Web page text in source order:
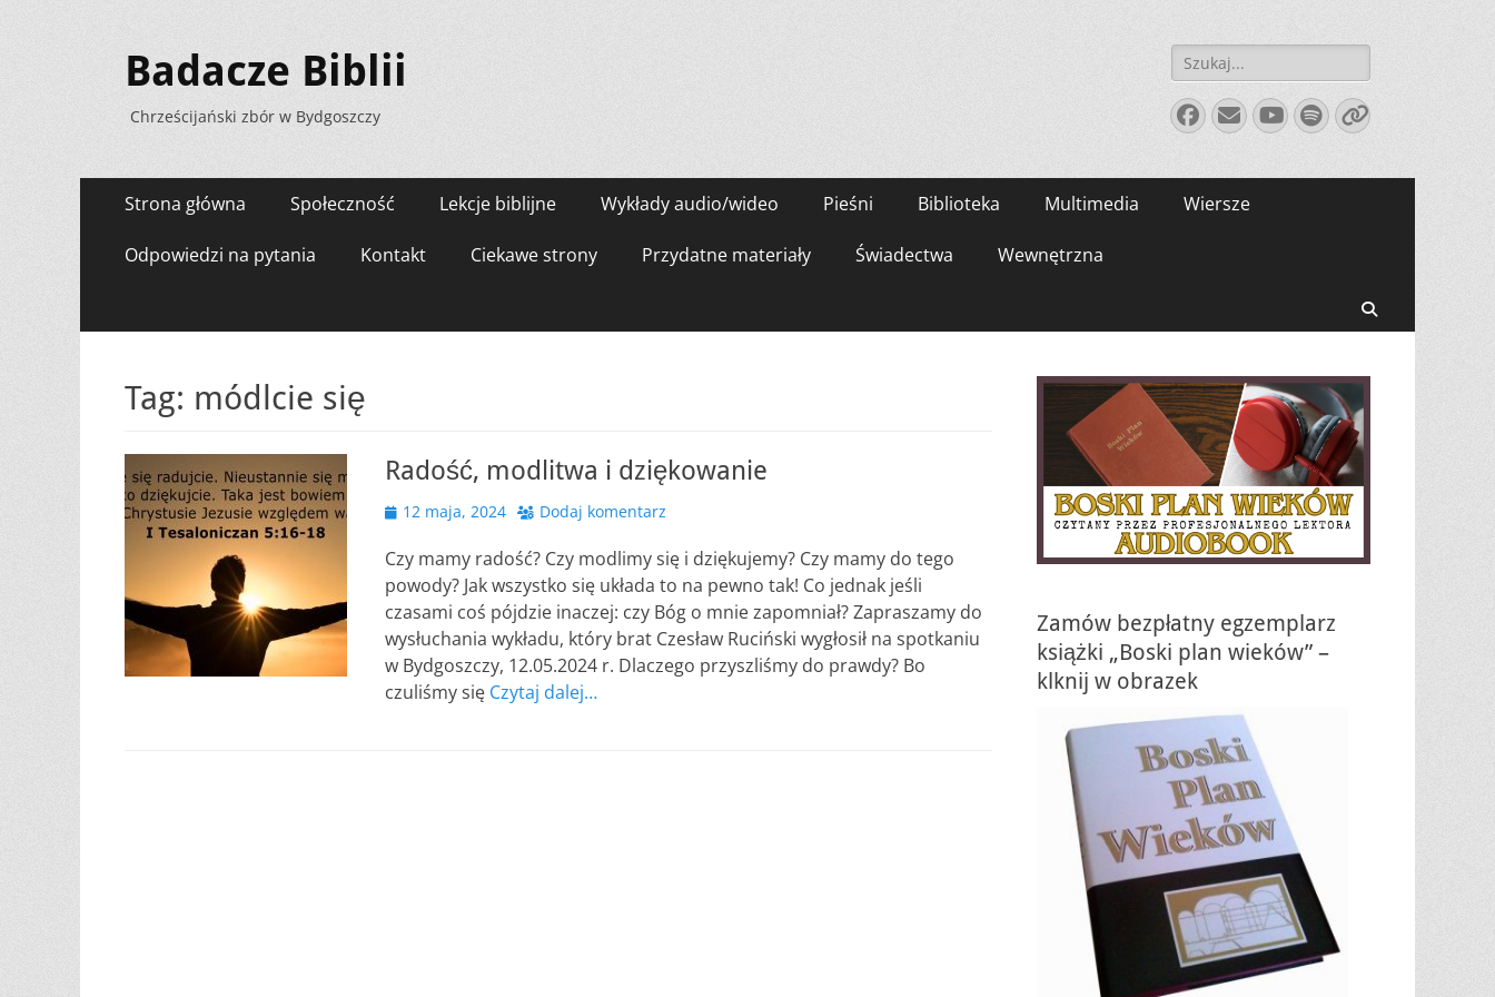
Badacze Biblii
Chrześcijański zbór w Bydgoszczy
Szukaj:
Facebook
E-
mail
YouTube
Spotify
Link
Menu
zawartości
Strona główna Społeczność Lekcje biblijne Wykłady audio/wideo Pieśni Biblioteka Multimedia Wiersze
Odpowiedzi na pytania Kontakt Ciekawe strony Przydatne materiały Świadectwa Wewnętrzna
Tag: módlcie się
Radość, modlitwa i dziękowanie
Opublikowano
12 maja, 2024 Dodaj komentarz
Czy mamy radość? Czy modlimy się i dziękujemy? Czy mamy do tego
powody? Jak wszystko się układa to na pewno tak! Co jednak jeśli
czasami coś pójdzie inaczej: czy Bóg o mnie zapomniał? Zapraszamy do
wysłuchania wykładu, który brat Czesław Ruciński wygłosił na spotkaniu
w Bydgoszczy, 12.05.2024 r. Dlaczego przyszliśmy do prawdy? Bo
czuliśmy się Czytaj dalej…
Zamów bezpłatny egzemplarz
książki „Boski plan wieków” –
klknij w obrazek